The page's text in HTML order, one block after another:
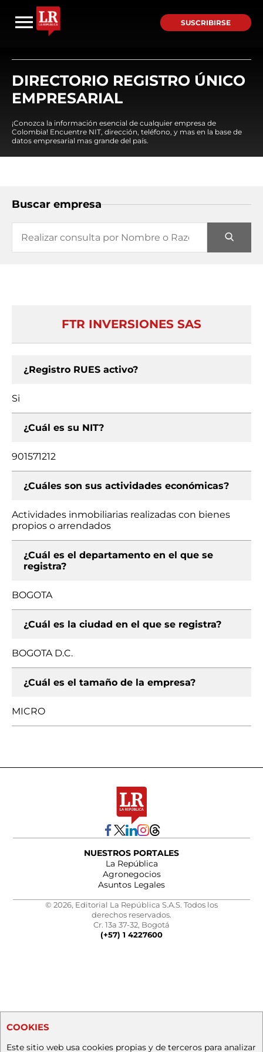
SUSCRIBIRSE
DIRECTORIO REGISTRO ÚNICO
EMPRESARIAL
¡Conozca la información esencial de cualquier empresa de
Colombia! Encuentre NIT, dirección, teléfono, y mas en la base de
datos empresarial mas grande del país.
Buscar empresa
FTR INVERSIONES SAS
¿Registro RUES activo?
Si
¿Cuál es su NIT?
901571212
¿Cuáles son sus actividades económicas?
Actividades inmobiliarias realizadas con bienes
propios o arrendados
¿Cuál es el departamento en el que se
registra?
BOGOTA
¿Cuál es la ciudad en el que se registra?
BOGOTA D.C.
¿Cuál es el tamaño de la empresa?
MICRO
NUESTROS PORTALES
La República
Agronegocios
Asuntos Legales
© 2026, Editorial La República S.A.S. Todos los
derechos reservados.
Cr. 13a 37-32, Bogotá
(+57) 1 4227600
COOKIES
Este sitio web usa cookies propias y de terceros para analizar